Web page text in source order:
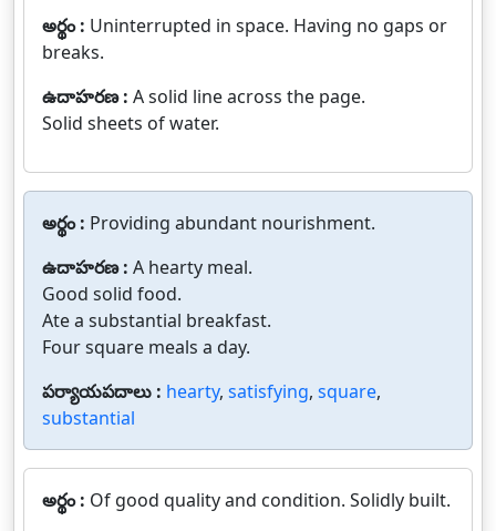
అర్థం : Uninterrupted in space. Having no gaps or
breaks.
ఉదాహరణ : A solid line across the page.
Solid sheets of water.
అర్థం : Providing abundant nourishment.
ఉదాహరణ : A hearty meal.
Good solid food.
Ate a substantial breakfast.
Four square meals a day.
పర్యాయపదాలు : hearty, satisfying, square,
substantial
అర్థం : Of good quality and condition. Solidly built.